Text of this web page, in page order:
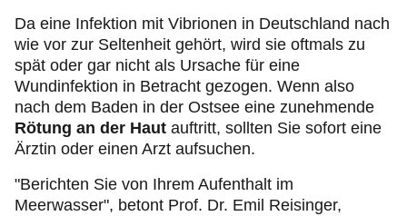
Da eine Infektion mit Vibrionen in Deutschland nach
wie vor zur Seltenheit gehört, wird sie oftmals zu
spät oder gar nicht als Ursache für eine
Wundinfektion in Betracht gezogen. Wenn also
nach dem Baden in der Ostsee eine zunehmende
Rötung an der Haut auftritt, sollten Sie sofort eine
Ärztin oder einen Arzt aufsuchen.
"Berichten Sie von Ihrem Aufenthalt im
Meerwasser", betont Prof. Dr. Emil Reisinger,